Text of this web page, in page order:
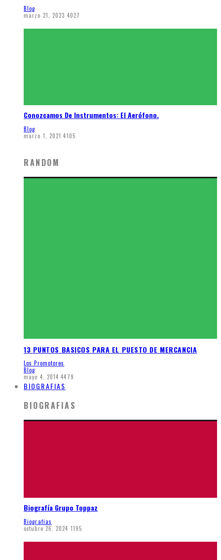
Blog
marzo 21, 2023 4027
Conozcamos De Instrumentos: El Aerófono.
Blog
marzo 1, 2021 4105
RANDOM
13 PUNTOS BASICOS PARA EL PUESTO DE MERCANCIA
Los Promotores
Blog
mayo 4, 2014 4479
BIOGRAFIAS
BIOGRAFIAS
Biografía Grupo Toppaz
Biografias
octubre 26, 2024 1195